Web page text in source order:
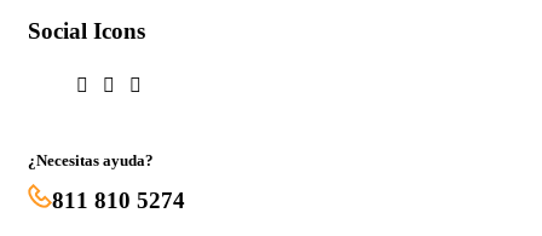
Social Icons
¿Necesitas ayuda?
811 810 5274